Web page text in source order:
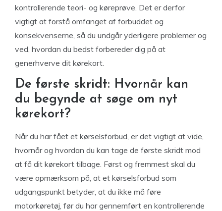
kontrollerende teori- og køreprøve. Det er derfor
vigtigt at forstå omfanget af forbuddet og
konsekvenserne, så du undgår yderligere problemer og
ved, hvordan du bedst forbereder dig på at
generhverve dit kørekort.
De første skridt: Hvornår kan
du begynde at søge om nyt
kørekort?
Når du har fået et kørselsforbud, er det vigtigt at vide,
hvornår og hvordan du kan tage de første skridt mod
at få dit kørekort tilbage. Først og fremmest skal du
være opmærksom på, at et kørselsforbud som
udgangspunkt betyder, at du ikke må føre
motorkøretøj, før du har gennemført en kontrollerende